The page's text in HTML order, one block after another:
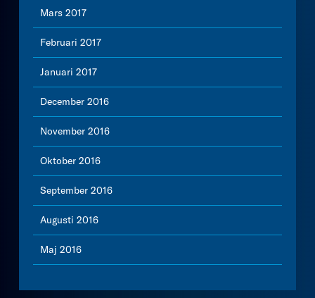
Mars 2017
Februari 2017
Januari 2017
December 2016
November 2016
Oktober 2016
September 2016
Augusti 2016
Maj 2016